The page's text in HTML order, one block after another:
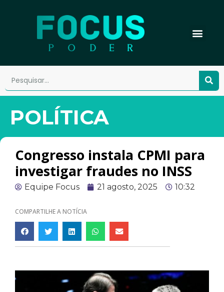
POLÍTICA
Congresso instala CPMI para
investigar fraudes no INSS
Equipe Focus 21 agosto, 2025 10:32
COMPARTILHE A NOTÍCIA